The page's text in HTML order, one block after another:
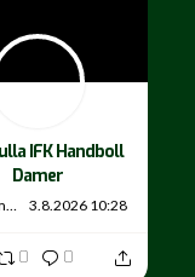
IFK Handboll
Damer
grifkdamer 3.8.2026 10:28
0 0